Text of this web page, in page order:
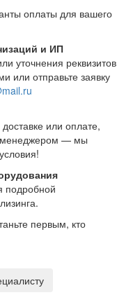
оплаты для вашего
и ИП
уточнения реквизитов
или отправьте заявку
или оплате,
менеджером — мы
подробной
первым, кто